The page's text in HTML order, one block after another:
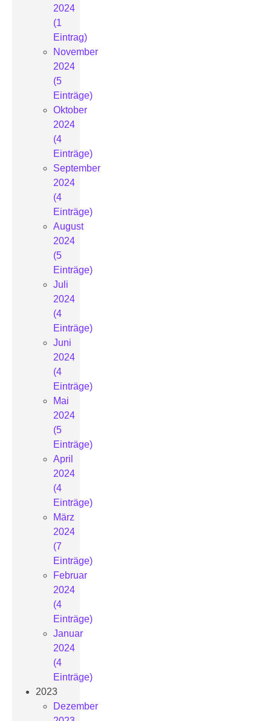
2024
(1
Eintrag)
November
2024
(5
Einträge)
Oktober
2024
(4
Einträge)
September
2024
(4
Einträge)
August
2024
(5
Einträge)
Juli
2024
(4
Einträge)
Juni
2024
(4
Einträge)
Mai
2024
(5
Einträge)
April
2024
(4
Einträge)
März
2024
(7
Einträge)
Februar
2024
(4
Einträge)
Januar
2024
(4
Einträge)
2023
Dezember